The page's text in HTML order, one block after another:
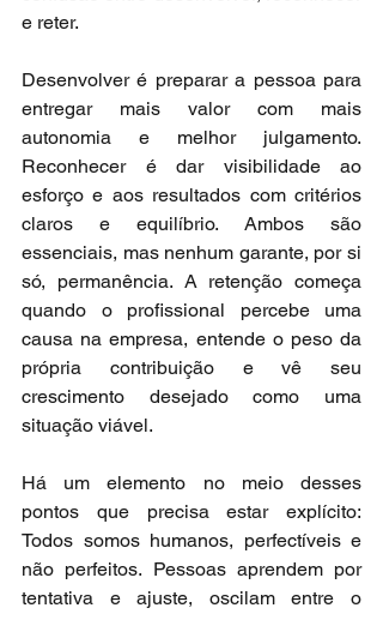
e reter.
Desenvolver é preparar a pessoa para
entregar mais valor com mais
autonomia e melhor julgamento.
Reconhecer é dar visibilidade ao
esforço e aos resultados com critérios
claros e equilíbrio. Ambos são
essenciais, mas nenhum garante, por si
só, permanência. A retenção começa
quando o profissional percebe uma
causa na empresa, entende o peso da
própria contribuição e vê seu
crescimento desejado como uma
situação viável.
Há um elemento no meio desses
pontos que precisa estar explícito:
Todos somos humanos, perfectíveis e
não perfeitos. Pessoas aprendem por
tentativa e ajuste, oscilam entre o